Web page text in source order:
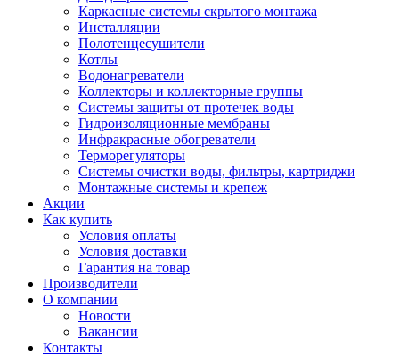
Каркасные системы скрытого монтажа
Инсталляции
Полотенцесушители
Котлы
Водонагреватели
Коллекторы и коллекторные группы
Системы защиты от протечек воды
Гидроизоляционные мембраны
Инфракрасные обогреватели
Терморегуляторы
Системы очистки воды, фильтры, картриджи
Монтажные системы и крепеж
Акции
Как купить
Условия оплаты
Условия доставки
Гарантия на товар
Производители
О компании
Новости
Вакансии
Контакты